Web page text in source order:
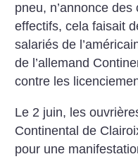
pneu, n’annonce
effectifs, cela faisait
salariés de
de l’allemand
contre les
Le 2 juin, les
Continental de
pour une